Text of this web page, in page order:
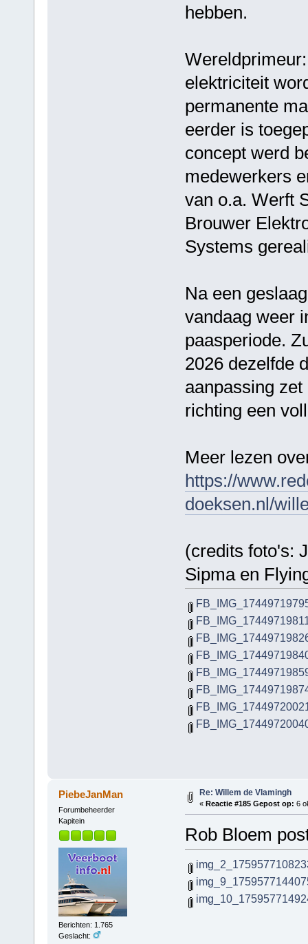
hebben.
elektriciteit
permanente
eerder is
concept werd
medewerkers
van o.a. Werft
Brouwer
Systems
Na een
vandaag weer
paasperiode.
2026 dezelfde
aanpassing
richting een
Meer lezen
https://
doeksen.nl/
(credits foto's:
Sipma en
PiebeJanMan
Forumbeheerder
Kapitein
Berichten: 1.765
Geslacht:
Re: Willem de Vlamingh
« Reactie #185 Gepost op: 6
Rob Bloem